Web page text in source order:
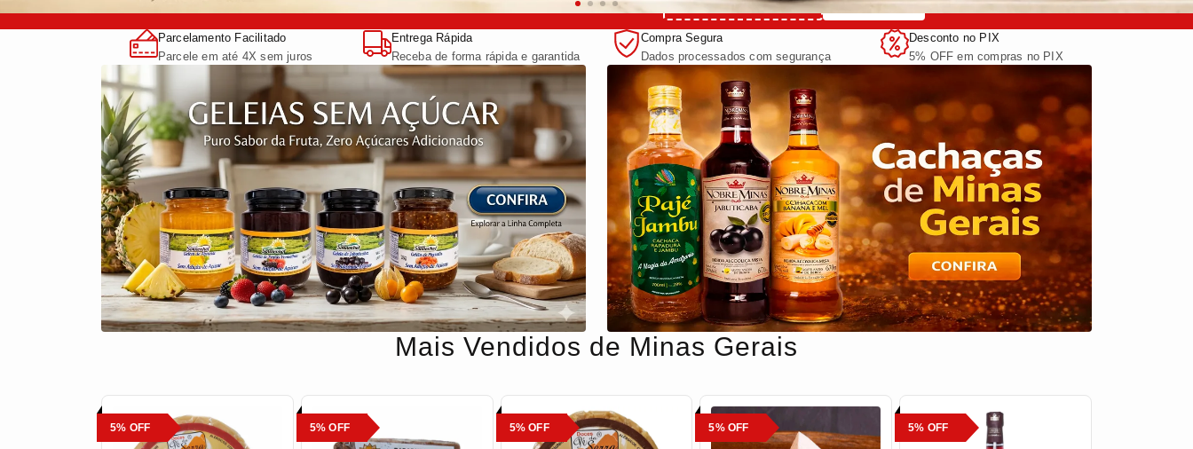
Ganhe 10% de desconto na sua primeira compra com o cupom: PRIMEIRADEMUITAS COPIAR
Parcelamento Facilitado
Parcele em até 4X sem juros
Entrega Rápida
Receba de forma rápida e garantida
Compra Segura
Dados processados com segurança
Desconto no PIX
5% OFF em compras no PIX
Mais Vendidos de Minas Gerais
5% OFF 5% OFF 5% OFF 5% OFF 5% OFF